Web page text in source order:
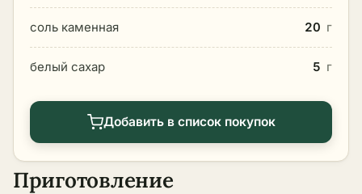
соль каменная 20 г
белый сахар 5 г
Добавить в список покупок
Приготовление